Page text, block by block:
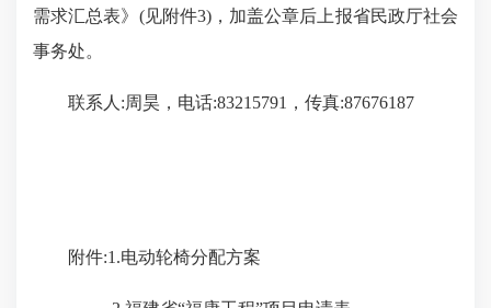
需求汇总表》(见附件3)，加盖公章后上报省民政厅社会
事务处。
联系人:周昊，电话:83215791，传真:87676187
附件:1.电动轮椅分配方案